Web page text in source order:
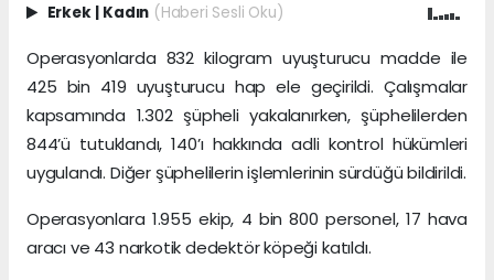
Erkek | Kadın (Haberi Sesli Oku)
Operasyonlarda 832 kilogram uyuşturucu madde ile
425 bin 419 uyuşturucu hap ele geçirildi. Çalışmalar
kapsamında 1.302 şüpheli yakalanırken, şüphelilerden
844’ü tutuklandı, 140’ı hakkında adli kontrol hükümleri
uygulandı. Diğer şüphelilerin işlemlerinin sürdüğü bildirildi.
Operasyonlara 1.955 ekip, 4 bin 800 personel, 17 hava
aracı ve 43 narkotik dedektör köpeği katıldı.